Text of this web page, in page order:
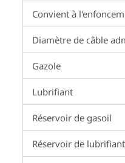
Convient à
Diamètre de câble
Gazole
Lubrifiant
Réservoir de gasoil
Réservoir de lubrifiant